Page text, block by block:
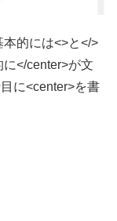
的には<>と</>
</center>が文
に<center>を書